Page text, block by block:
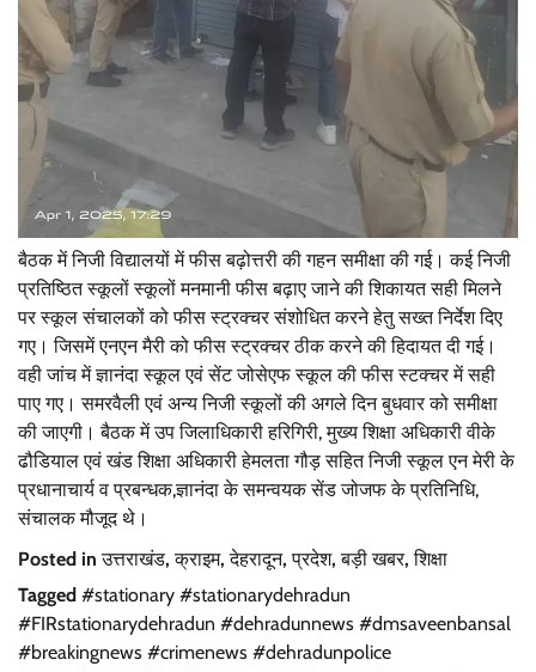
बैठक में निजी विद्यालयों में फीस बढ़ोत्तरी की गहन समीक्षा की गई। कई निजी
प्रतिष्ठित स्कूलों स्कूलों मनमानी फीस बढ़ाए जाने की शिकायत सही मिलने
पर स्कूल संचालकों को फीस स्ट्रक्चर संशोधित करने हेतु सख्त निर्देश दिए
गए। जिसमें एनएन मैरी को फीस स्ट्रक्चर ठीक करने की हिदायत दी गई।
वही जांच में ज्ञानंदा स्कूल एवं सेंट जोसेएफ स्कूल की फीस स्टक्चर में सही
पाए गए। समरवैली एवं अन्य निजी स्कूलों की अगले दिन बुधवार को समीक्षा
की जाएगी। बैठक में उप जिलाधिकारी हरिगिरी, मुख्य शिक्षा अधिकारी वीके
ढौडियाल एवं खंड शिक्षा अधिकारी हेमलता गौड़ सहित निजी स्कूल एन मेरी के
प्रधानाचार्य व प्रबन्धक,ज्ञानंदा के समन्वयक सेंड जोजफ के प्रतिनिधि,
संचालक मौजूद थे।
Posted inउत्तराखंड,क्राइम,देहरादून,प्रदेश,बड़ी खबर,शिक्षा
Tagged #stationary #stationarydehradun
#FIRstationarydehradun #dehradunnews #dmsaveenbansal
#breakingnews #crimenews #dehradunpolice